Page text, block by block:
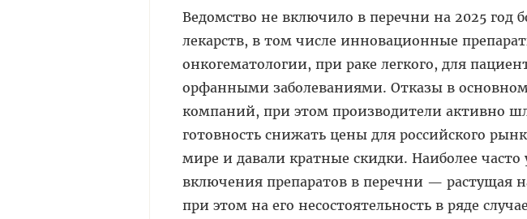
Ведомство не включило в перечни на 2025 год
лекарств, в том числе инновационные
онкогематологии, при раке легкого, для
орфанными заболеваниями. Отказы в основном
компаний, при этом производители активно
готовность снижать цены для российского
мире и давали кратные скидки. Наиболее
включения препаратов в перечни — растущая
при этом на его несостоятельность в ряде